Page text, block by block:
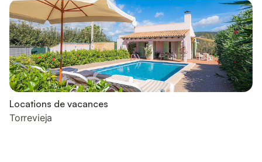
Locations de vacances
Torrevieja